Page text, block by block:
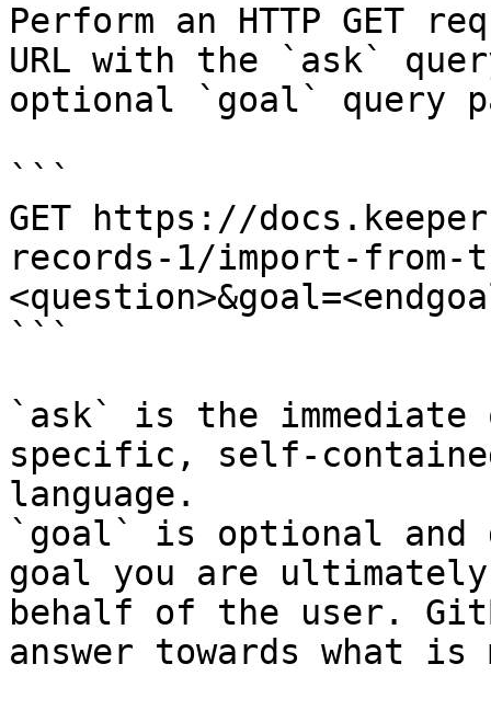
Perform an HTTP GET
URL with the `ask`
optional `goal` query
```
GET https://
records-1/import-from-
```
`ask` is the
specific, self-
language.
`goal` is optional and
goal you are
behalf of the user.
answer towards what